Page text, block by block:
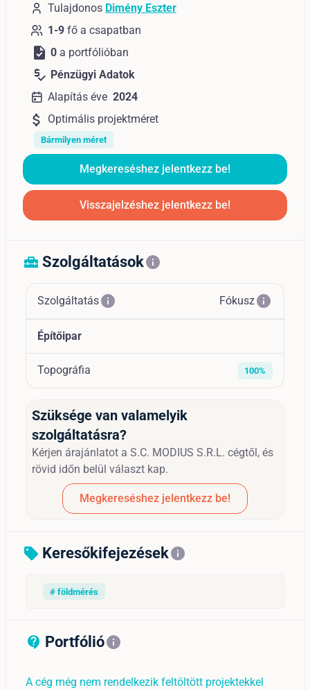
Tulajdonos Dimény Eszter
1-9 fő a csapatban
task 0 a portfólióban
price_check Pénzügyi Adatok
Alapítás éve 2024
attach_money Optimális projektméret
Bármilyen méret
Megkereséshez jelentkezz be!
Visszajelzéshez jelentkezz be!
home_repair_service Szolgáltatásokinfo
Szolgáltatásinfo Fókuszinfo
Építőipar
Topográfia 100%
Szüksége van valamelyik
szolgáltatásra?
Kérjen árajánlatot a S.C. MODIUS S.R.L. cégtől, és
rövid időn belül választ kap.
Megkereséshez jelentkezz be!
sell Keresőkifejezésekinfo
# földmérés
contact_support_outline
Portfólióinfo
A cég még nem rendelkezik feltöltött projektekkel